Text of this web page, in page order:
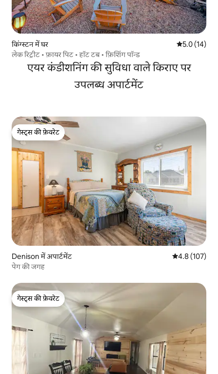
किंग्स्टन में घर औसत रेटिंग 5
5.0 (14)
लेक रिट्रीट • फ़ायर पिट • हॉट टब • फ़िशिंग पॉन्ड
एयर कंडीशनिंग की सुविधा वाले किराए पर
उपलब्ध अपार्टमेंट
गेस्ट्स की फ़ेवरेट
गेस्ट्स की फ़ेवरेट
Denison में अपार्टमेंट औसत रेटिंग 5 में
4.8 (107)
पेग की जगह
गेस्ट्स की फ़ेवरेट
गेस्ट्स की फ़ेवरेट